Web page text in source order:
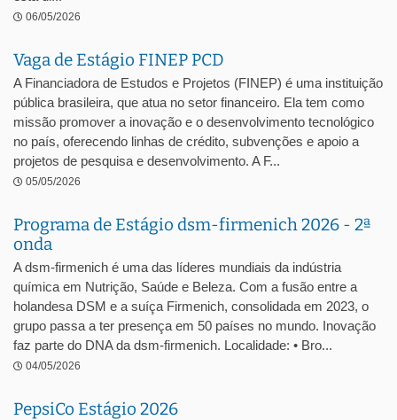
06/05/2026
Vaga de Estágio FINEP PCD
A Financiadora de Estudos e Projetos (FINEP) é uma instituição
pública brasileira, que atua no setor financeiro. Ela tem como
missão promover a inovação e o desenvolvimento tecnológico
no país, oferecendo linhas de crédito, subvenções e apoio a
projetos de pesquisa e desenvolvimento. A F...
05/05/2026
Programa de Estágio dsm-firmenich 2026 - 2ª
onda
A dsm-firmenich é uma das líderes mundiais da indústria
química em Nutrição, Saúde e Beleza. Com a fusão entre a
holandesa DSM e a suíça Firmenich, consolidada em 2023, o
grupo passa a ter presença em 50 países no mundo. Inovação
faz parte do DNA da dsm-firmenich. Localidade: • Bro...
04/05/2026
PepsiCo Estágio 2026